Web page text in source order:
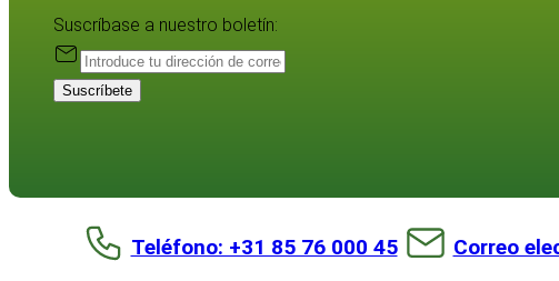
Suscríbase a nuestro boletín:
Suscríbete
Teléfono: +31 85 76 000 45 Correo